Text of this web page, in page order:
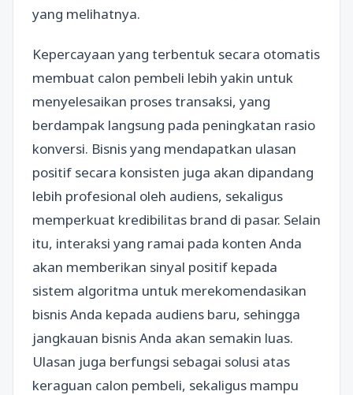
yang melihatnya.
Kepercayaan yang terbentuk secara otomatis
membuat calon pembeli lebih yakin untuk
menyelesaikan proses transaksi, yang
berdampak langsung pada peningkatan rasio
konversi. Bisnis yang mendapatkan ulasan
positif secara konsisten juga akan dipandang
lebih profesional oleh audiens, sekaligus
memperkuat kredibilitas brand di pasar. Selain
itu, interaksi yang ramai pada konten Anda
akan memberikan sinyal positif kepada
sistem algoritma untuk merekomendasikan
bisnis Anda kepada audiens baru, sehingga
jangkauan bisnis Anda akan semakin luas.
Ulasan juga berfungsi sebagai solusi atas
keraguan calon pembeli, sekaligus mampu